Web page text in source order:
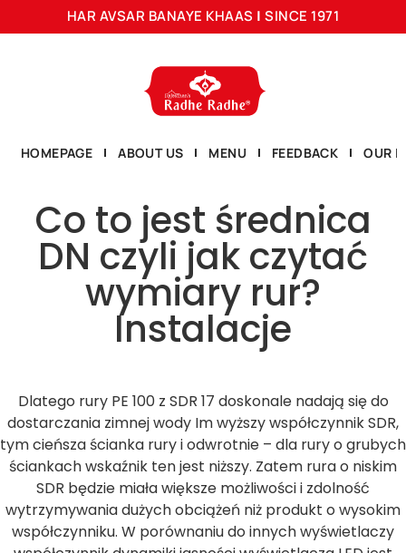
HAR AVSAR BANAYE KHAAS | SINCE 1971
HOMEPAGE ABOUT US MENU FEEDBACK OUR
Co to jest średnica
DN czyli jak czytać
wymiary rur?
Instalacje
Dlatego rury PE 100 z SDR 17 doskonale nadają się do
dostarczania zimnej wody Im wyższy współczynnik SDR,
tym cieńsza ścianka rury i odwrotnie – dla rury o grubych
ściankach wskaźnik ten jest niższy. Zatem rura o niskim
SDR będzie miała większe możliwości i zdolność
wytrzymywania dużych obciążeń niż produkt o wysokim
współczynniku. W porównaniu do innych wyświetlaczy